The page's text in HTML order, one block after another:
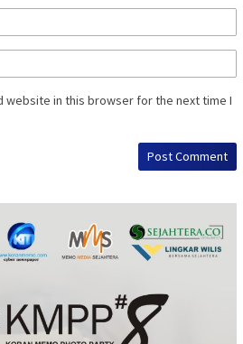
website in this browser for the next time I